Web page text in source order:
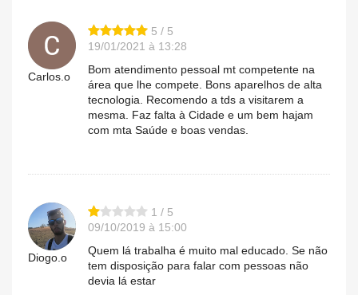
Carlos.o
5 / 5
19/01/2021 à 13:28
Bom atendimento pessoal mt competente na
área que lhe compete. Bons aparelhos de alta
tecnologia. Recomendo a tds a visitarem a
mesma. Faz falta à Cidade e um bem hajam
com mta Saúde e boas vendas.
Diogo.o
1 / 5
09/10/2019 à 15:00
Quem lá trabalha é muito mal educado. Se não
tem disposição para falar com pessoas não
devia lá estar